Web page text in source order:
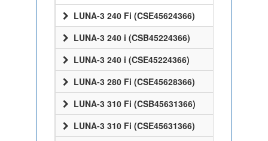
LUNA-3 240 Fi (CSE45624366)
LUNA-3 240 i (CSB45224366)
LUNA-3 240 i (CSE45224366)
LUNA-3 280 Fi (CSE45628366)
LUNA-3 310 Fi (CSB45631366)
LUNA-3 310 Fi (CSE45631366)